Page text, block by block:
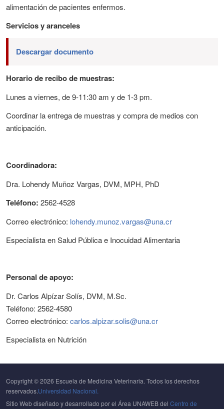
alimentación de pacientes enfermos.
Servicios y aranceles
Descargar documento
Horario de recibo de muestras:
Lunes a viernes, de 9-11:30 am y de 1-3 pm.
Coordinar la entrega de muestras y compra de medios con
anticipación.
Coordinadora:
Dra. Lohendy Muñoz Vargas, DVM, MPH, PhD
Teléfono: 2562-4528
Correo electrónico: lohendy.munoz.vargas@una.cr
Especialista en Salud Pública e Inocuidad Alimentaria
Personal de apoyo:
Dr. Carlos Alpízar Solís, DVM, M.Sc.
Teléfono: 2562-4580
Correo electrónico: carlos.alpizar.solis@una.cr
Especialista en Nutrición
Copyright © 2026 Escuela de Medicina Veterinaria. Todos los derechos
reservados.Universidad Nacional.
Sitio Web diseñado y desarrollado por el Área UNAWEB del Centro de